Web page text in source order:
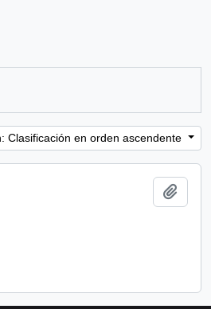
Clasificación en orden ascendente